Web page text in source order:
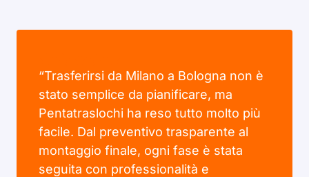
“Trasferirsi da Milano a Bologna non è
stato semplice da pianificare, ma
Pentatraslochi ha reso tutto molto più
facile. Dal preventivo trasparente al
montaggio finale, ogni fase è stata
seguita con professionalità e